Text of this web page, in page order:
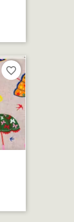
favorite_border